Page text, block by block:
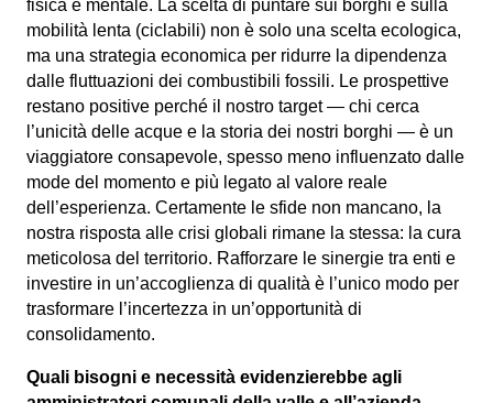
fisica e mentale. La scelta di puntare sui borghi e sulla
mobilità lenta (ciclabili) non è solo una scelta ecologica,
ma una strategia economica per ridurre la dipendenza
dalle fluttuazioni dei combustibili fossili. Le prospettive
restano positive perché il nostro target — chi cerca
l’unicità delle acque e la storia dei nostri borghi — è un
viaggiatore consapevole, spesso meno influenzato dalle
mode del momento e più legato al valore reale
dell’esperienza. Certamente le sfide non mancano, la
nostra risposta alle crisi globali rimane la stessa: la cura
meticolosa del territorio. Rafforzare le sinergie tra enti e
investire in un’accoglienza di qualità è l’unico modo per
trasformare l’incertezza in un’opportunità di
consolidamento.
Quali bisogni e necessità evidenzierebbe agli